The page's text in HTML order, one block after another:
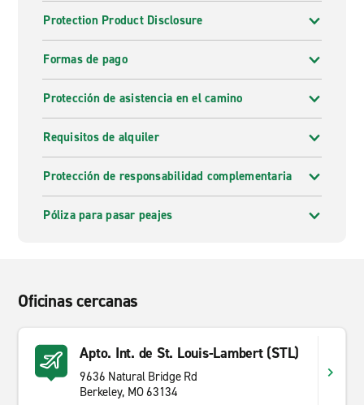
Protection Product Disclosure
Formas de pago
Protección de asistencia en el camino
Requisitos de alquiler
Protección de responsabilidad complementaria
Póliza para pasar peajes
Oficinas cercanas
Apto. Int. de St. Louis-Lambert (STL)
9636 Natural Bridge Rd
Berkeley, MO 63134